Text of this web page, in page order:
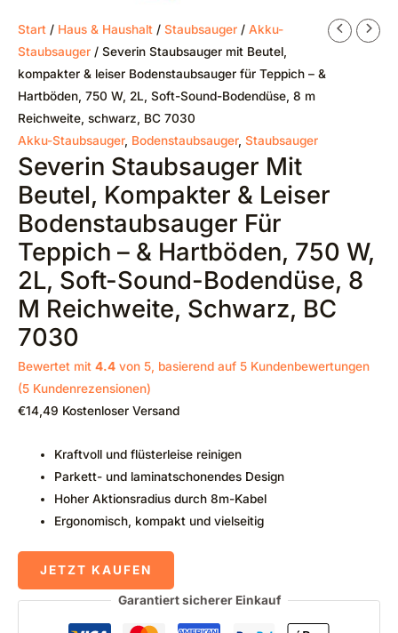
Start / Haus & Haushalt / Staubsauger / Akku-
Staubsauger / Severin Staubsauger mit Beutel,
kompakter & leiser Bodenstaubsauger für Teppich – &
Hartböden, 750 W, 2L, Soft-Sound-Bodendüse, 8 m
Reichweite, schwarz, BC 7030
Akku-Staubsauger, Bodenstaubsauger, Staubsauger
Severin Staubsauger Mit
Beutel, Kompakter & Leiser
Bodenstaubsauger Für
Teppich – & Hartböden, 750 W,
2L, Soft-Sound-Bodendüse, 8
M Reichweite, Schwarz, BC
7030
Bewertet mit 4.4 von 5, basierend auf 5 Kundenbewertungen
(5 Kundenrezensionen)
€14,49 Kostenloser Versand
Kraftvoll und flüsterleise reinigen
Parkett- und laminatschonendes Design
Hoher Aktionsradius durch 8m-Kabel
Ergonomisch, kompakt und vielseitig
JETZT KAUFEN
Garantiert sicherer Einkauf